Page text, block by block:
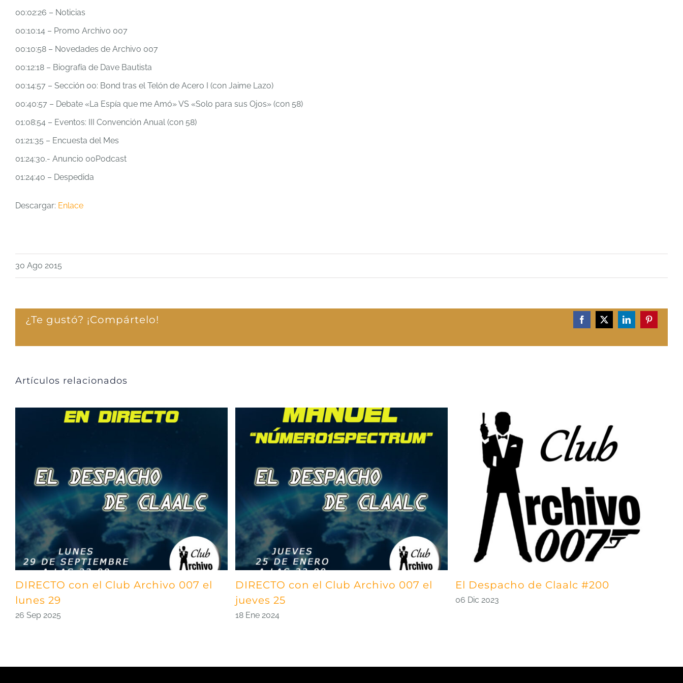
00:02:26 – Noticias
00:10:14 – Promo Archivo 007
00:10:58 – Novedades de Archivo 007
00:12:18 – Biografía de Dave Bautista
00:14:57 – Sección 00: Bond tras el Telón de Acero I (con Jaime Lazo)
00:40:57 – Debate «La Espía que me Amó» VS «Solo para sus Ojos» (con 58)
01:08:54 – Eventos: III Convención Anual (con 58)
01:21:35 – Encuesta del Mes
01:24:30.- Anuncio 00Podcast
01:24:40 – Despedida
Descargar: Enlace
30 Ago 2015
¿Te gustó? ¡Compártelo! Facebook
X LinkedInPinterest
Artículos relacionados
DIRECTO con el Club Archivo 007 el
lunes 29
26 Sep 2025
DIRECTO con el Club Archivo 007 el
jueves 25
18 Ene 2024
El Despacho de Claalc #200
06 Dic 2023